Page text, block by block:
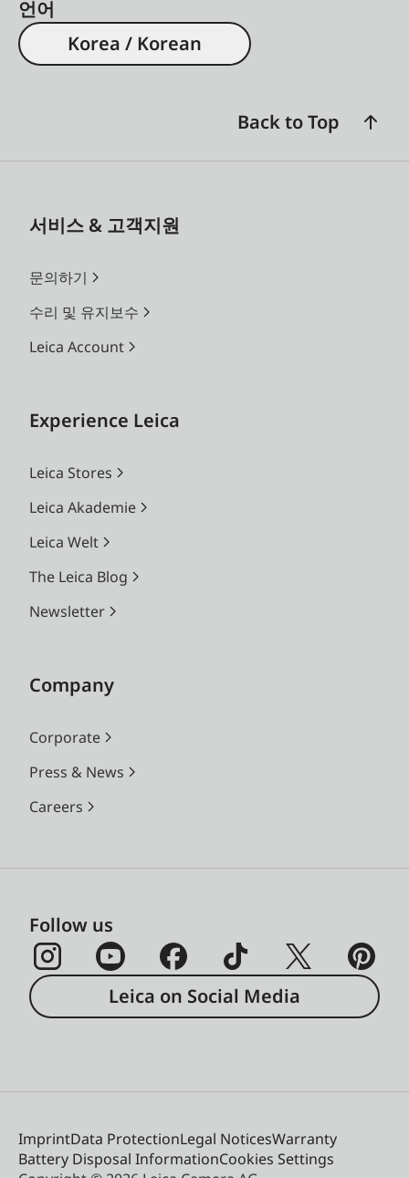
언어
Korea / Korean
Back to Top
서비스 & 고객지원
문의하기
수리 및 유지보수
Leica Account
Experience Leica
Leica Stores
Leica Akademie
Leica Welt
The Leica Blog
Newsletter
Company
Corporate
Press & News
Careers
Follow us
Leica on Social Media
ImprintData ProtectionLegal NoticesWarranty
Battery Disposal InformationCookies Settings